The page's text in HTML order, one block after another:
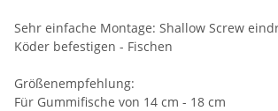
Sehr einfache Montage: Shallow Screw
Köder befestigen - Fischen
Größenempfehlung:
Für Gummifische von 14 cm - 18 cm